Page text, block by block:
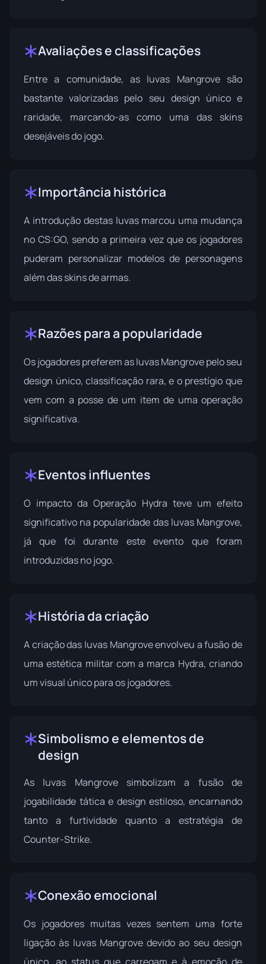
Avaliações e classificações
Entre a comunidade, as luvas Mangrove são
bastante valorizadas pelo seu design único e
raridade, marcando-as como uma das skins
desejáveis do jogo.
Importância histórica
A introdução destas luvas marcou uma mudança
no CS:GO, sendo a primeira vez que os jogadores
puderam personalizar modelos de personagens
além das skins de armas.
Razões para a popularidade
Os jogadores preferem as luvas Mangrove pelo seu
design único, classificação rara, e o prestígio que
vem com a posse de um item de uma operação
significativa.
Eventos influentes
O impacto daOperação Hydra teve um efeito
significativo na popularidade das luvas Mangrove,
já que foi durante este evento que foram
introduzidas no jogo.
História da criação
A criação das luvas Mangrove envolveu a fusão de
uma estética militar com a marca Hydra, criando
um visual único para os jogadores.
Simbolismo e elementos de
design
As luvas Mangrove simbolizam a fusão de
jogabilidade tática e design estiloso, encarnando
tanto a furtividade quanto a estratégia de
Counter-Strike.
Conexão emocional
Os jogadores muitas vezes sentem uma forte
ligação às luvas Mangrove devido ao seu design